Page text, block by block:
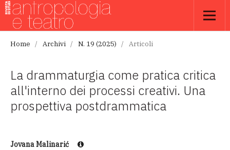
Home / Archivi / N. 19 (2025) / Articoli
La drammaturgia come pratica critica
all'interno dei processi creativi. Una
prospettiva postdrammatica
Jovana Malinarić